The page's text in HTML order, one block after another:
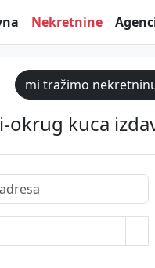
Nekretnine
mi tražimo
okrug kuca